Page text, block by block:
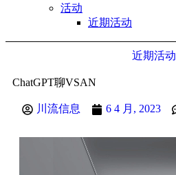
活动
近期活动
近期活动
ChatGPT聊VSAN
川流信息 6 4 月, 2023